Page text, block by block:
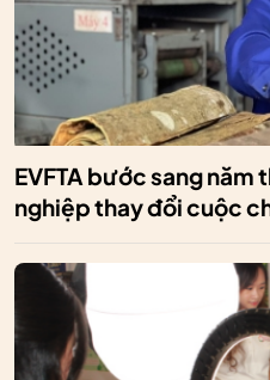
EVFTA bước sang năm
nghiệp thay đổi cuộc